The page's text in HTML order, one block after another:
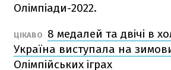
Олімпіади-2022.
ЦІКАВО
8 медалей та двічі в
Україна виступала на
Олімпійських іграх